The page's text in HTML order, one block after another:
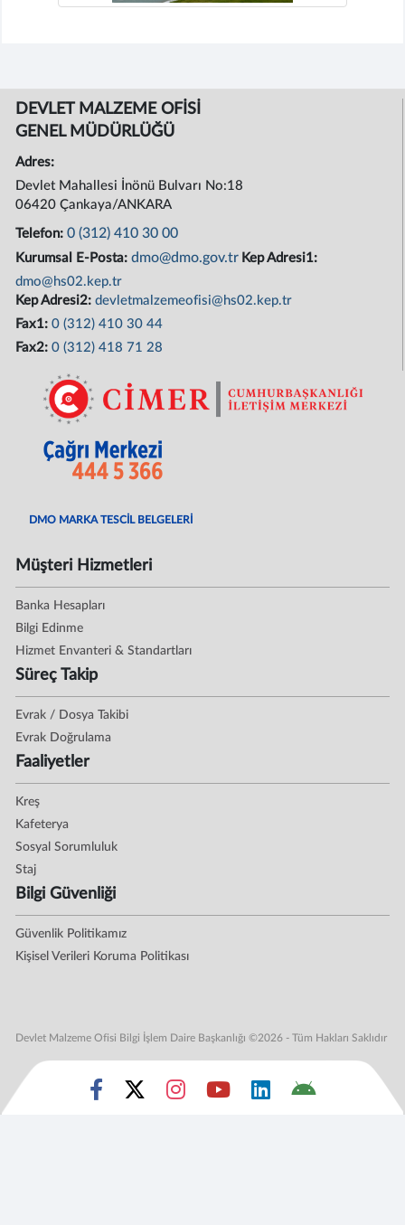
DEVLET MALZEME OFİSİ
GENEL MÜDÜRLÜĞÜ
Adres:
Devlet Mahallesi İnönü Bulvarı No:18
06420 Çankaya/ANKARA
Telefon:0 (312) 410 30 00
Kurumsal E-Posta:dmo@dmo.gov.tr Kep Adresi1:
dmo@hs02.kep.tr
Kep Adresi2:devletmalzemeofisi@hs02.kep.tr
Fax1:0 (312) 410 30 44
Fax2:0 (312) 418 71 28
DMO MARKA TESCİL BELGELERİ
Müşteri Hizmetleri
Banka Hesapları
Bilgi Edinme
Hizmet Envanteri & Standartları
Süreç Takip
Evrak / Dosya Takibi
Evrak Doğrulama
Faaliyetler
Kreş
Kafeterya
Sosyal Sorumluluk
Staj
Bilgi Güvenliği
Güvenlik Politikamız
Kişisel Verileri Koruma Politikası
Devlet Malzeme Ofisi Bilgi İşlem Daire Başkanlığı ©2026 - Tüm Hakları Saklıdır